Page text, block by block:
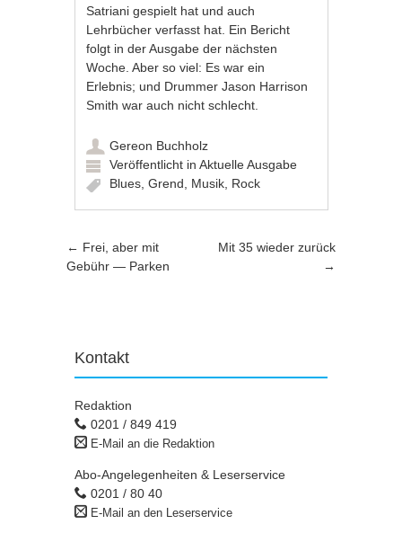
Satriani gespielt hat und auch
Lehrbücher verfasst hat. Ein Bericht
folgt in der Ausgabe der nächsten
Woche. Aber so viel: Es war ein
Erlebnis; und Drummer Jason Harrison
Smith war auch nicht schlecht.
Gereon Buchholz
Veröffentlicht inAktuelle Ausgabe
Blues ,Grend Musik Rock
Artikel-Navigation
← Frei, aber mit
Gebühr — Parken
Mit 35 wieder zurück
→
Kontakt
Redaktion
0201 / 849 419
E-Mail an die Redaktion
Abo-Angelegenheiten & Leserservice
0201 / 80 40
E-Mail an den Leserservice